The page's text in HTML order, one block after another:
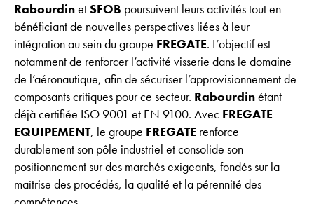
RabourdinetSFOB poursuivent leurs activités tout en
bénéficiant de nouvelles perspectives liées à leur
intégration au sein du groupe FREGATE. L’objectif est
notamment de renforcer l’activité visserie dans le domaine
de l’aéronautique, afin de sécuriser l’approvisionnement de
composants critiques pour ce secteur. Rabourdinétant
déjà certifiée ISO 9001 et EN 9100. Avec FREGATE
EQUIPEMENT, le groupe FREGATE renforce
durablement son pôle industriel et consolide son
positionnement sur des marchés exigeants, fondés sur la
maîtrise des procédés, la qualité et la pérennité des